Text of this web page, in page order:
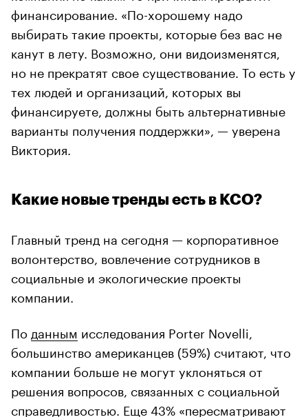
финансирование. «По-хорошему надо
выбирать такие проекты, которые без вас не
канут в лету. Возможно, они видоизменятся,
но не прекратят свое существование. То есть у
тех людей и организаций, которых вы
финансируете, должны быть альтернативные
варианты получения поддержки», — уверена
Виктория.
Какие новые тренды есть в КСО?
Главный тренд на сегодня — корпоративное
волонтерство, вовлечение сотрудников в
социальные и экологические проекты
компании.
По данным исследования Porter Novelli,
большинство американцев (59%) считают, что
компании больше не могут уклоняться от
решения вопросов, связанных с социальной
справедливостью. Еще 43% «пересматривают